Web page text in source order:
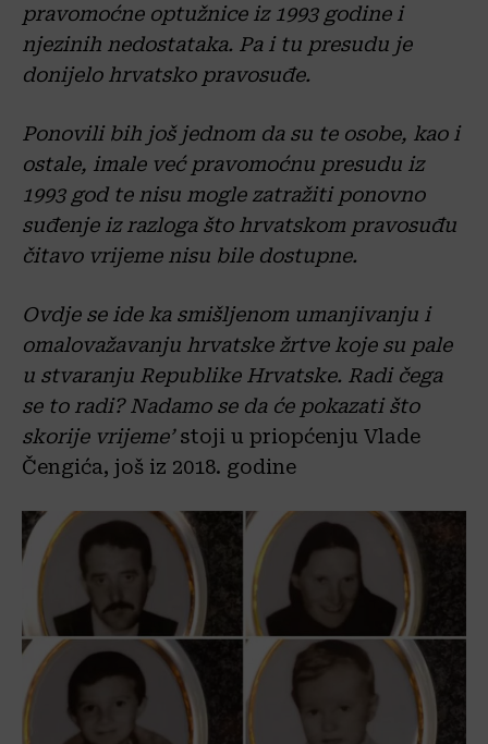
pravomoćne optužnice iz 1993 godine i
njezinih nedostataka. Pa i tu presudu je
donijelo hrvatsko pravosuđe.
Ponovili bih još jednom da su te osobe, kao i
ostale, imale već pravomoćnu presudu iz
1993 god te nisu mogle zatražiti ponovno
suđenje iz razloga što hrvatskom pravosuđu
čitavo vrijeme nisu bile dostupne.
Ovdje se ide ka smišljenom umanjivanju i
omalovažavanju hrvatske žrtve koje su pale
u stvaranju Republike Hrvatske. Radi čega
se to radi? Nadamo se da će pokazati što
skorije vrijeme’stoji u priopćenju Vlade
Čengića, još iz 2018. godine